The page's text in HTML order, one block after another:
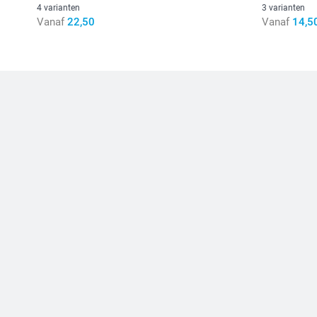
4 varianten
Vanaf 22,50
3 varianten
Vanaf